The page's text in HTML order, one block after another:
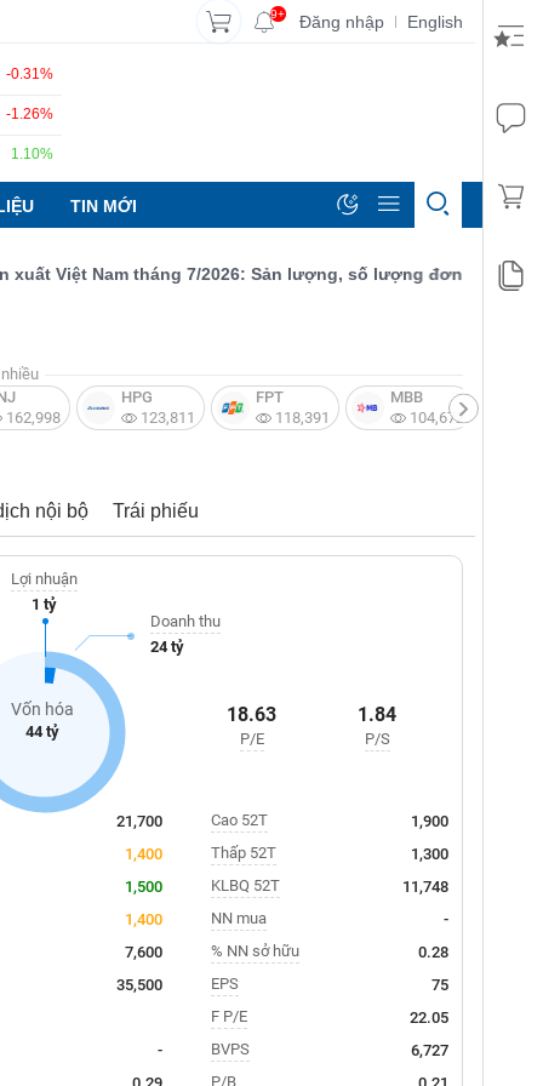
9+ Đăng nhập | English
-0.31%
-1.26%
1.10%
TIN MỚI
Việt Nam tháng 7/2026: Sản lượng, số lượng đơn đặt hàng mới
162,998
HPG
123,811
FPT
118,391
MBB
104,672
nội bộ Trái phiếu
Vốn hóa
44 tỷ
Lợi nhuận
1 tỷ
Doanh thu
24 tỷ
18.63
P/E
1.84
P/S
21,700
1,400
1,500
1,400
7,600
35,500
-
0.29
Cao 52T
1,900
Thấp 52T
1,300
KLBQ 52T
11,748
NN mua
-
% NN sở hữu
0.28
EPS
75
F P/E
22.05
BVPS
6,727
P/B
0.21